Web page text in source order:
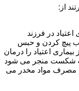
از:
در فرزند
پیچ کردن و حبس
اعتیاد را درمان
به شکست منجر می شود
مصرف مواد مخدر می